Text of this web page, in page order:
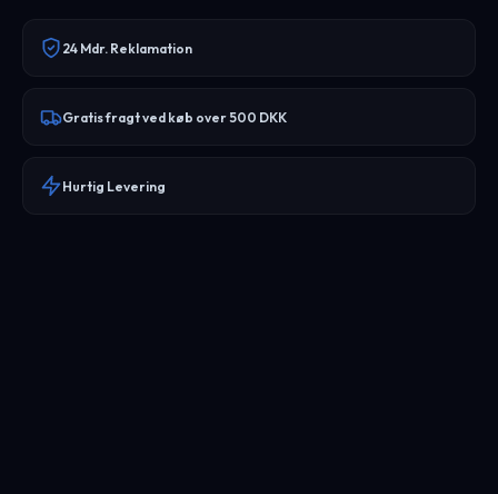
24 Mdr. Reklamation
Gratis fragt ved køb over 500 DKK
Hurtig Levering